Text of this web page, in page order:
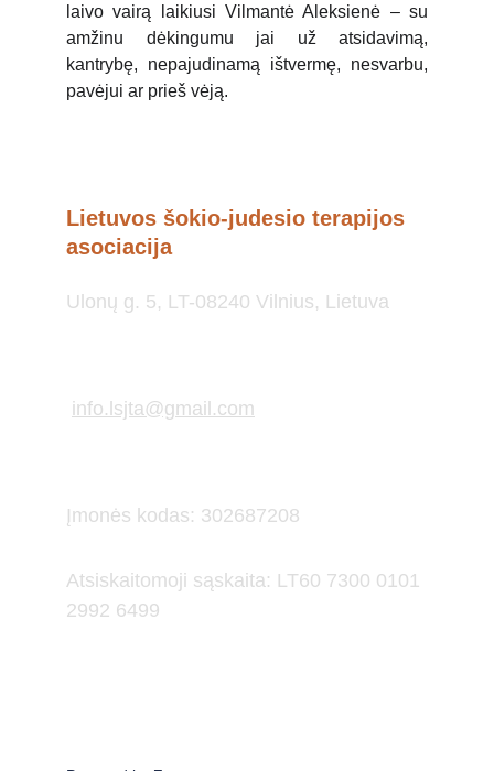
laivo vairą laikiusi Vilmantė Aleksienė – su
amžinu dėkingumu jai už atsidavimą,
kantrybę, nepajudinamą ištvermę, nesvarbu,
pavėjui ar prieš vėją.
Ulonų g. 5, LT-08240 Vilnius, Lietuva
info.lsjta@gmail.com
Lietuvos šokio-judesio terapijos
asociacija
Įmonės kodas: 302687208
Atsiskaitomoji sąskaita: LT60 7300 0101
2992 6499